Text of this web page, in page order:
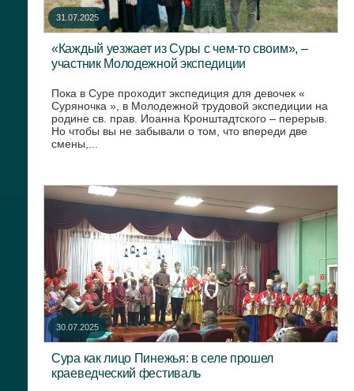
31.07.2025
«Каждый уезжает из Суры с чем-то своим», –
участник Молодежной экспедиции
Пока в Суре проходит экспедиция для девочек «
Суряночка », в Молодежной трудовой экспедиции на
родине св. прав. Иоанна Кронштадтского – перерыв.
Но чтобы вы не забывали о том, что впереди две
смены,...
30.07.2025
Сура как лицо Пинежья: в селе прошел
краеведческий фестиваль